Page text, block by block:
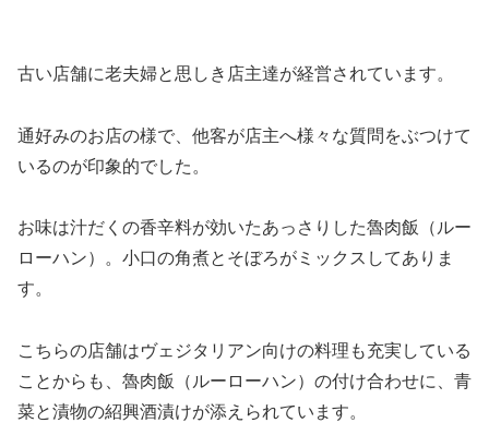
古い店舗に老夫婦と思しき店主達が経営されています。
通好みのお店の様で、他客が店主へ様々な質問をぶつけて
いるのが印象的でした。
お味は汁だくの香辛料が効いたあっさりした魯肉飯（ルー
ローハン）。小口の角煮とそぼろがミックスしてありま
す。
こちらの店舗はヴェジタリアン向けの料理も充実している
ことからも、魯肉飯（ルーローハン）の付け合わせに、青
菜と漬物の紹興酒漬けが添えられています。